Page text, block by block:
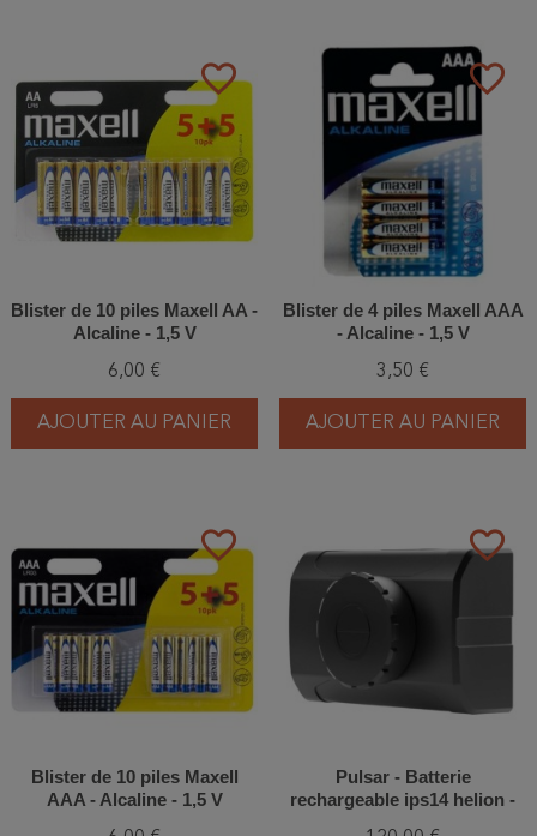
favorite_border
Blister de 10 piles Maxell AA -
Alcaline - 1,5 V
6,00 €
AJOUTER AU PANIER
favorite_border
Blister de 4 piles Maxell AAA
- Alcaline - 1,5 V
3,50 €
AJOUTER AU PANIER
favorite_border
Blister de 10 piles Maxell
AAA - Alcaline - 1,5 V
favorite_border
Pulsar - Batterie
rechargeable ips14 helion -